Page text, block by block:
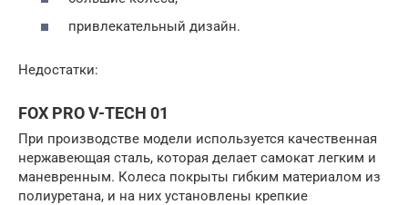
привлекательный дизайн.
Недостатки:
FOX PRO V-TECH 01
При производстве модели используется качественная
нержавеющая сталь, которая делает самокат легким и
маневренным. Колеса покрыты гибким материалом из
полиуретана, и на них установлены крепкие